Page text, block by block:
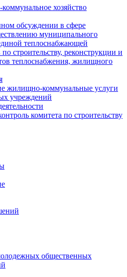
хозяйство
обсуждении в сфере
муниципального
теплоснабжающей
строительству, реконструкции и
теплоснабжения, жилищного
жилищно-коммунальные услуги
учреждений
комитета по строительству
общественных